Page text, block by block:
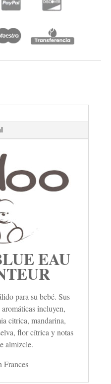
EAU
para su bebé. Sus
incluyen,
citrica, mandarina,
flor cítrica y notas
almizcle.
Frances